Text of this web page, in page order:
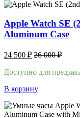
Apple Watch SE
Aluminum Case
24 500 ₽ 26 000₽
Доступно для
В корзину